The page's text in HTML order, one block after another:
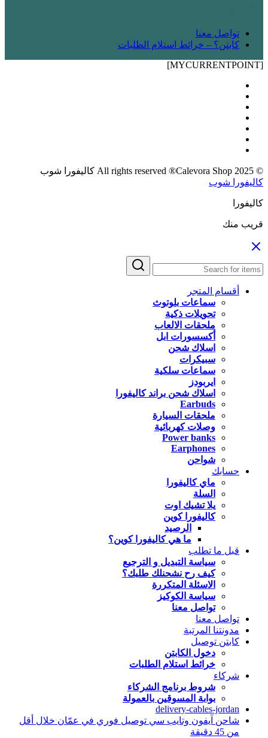
تواصل معنا
كابتن؟ – خرائط استلام الطلبات
[MYCURRENTPOINT]
© 2025 All rights reserved ®Calevora Shop كاليفورا شوب
كاليفورا شوب
كاليفورا
قريب منك
أقسام المتجر
سماعات بلوتوث
تحويلات ذكية
ملحقات الالعاب
أكسسورات ابل
اسلاك شحن
سبيكرات
سماعات سلكية
ايربودز
اسلاك شحن براند كاليفورا
Earbuds
ملحقات السيارة
وصلات كهربائية
Power banks
Earphones
شواحن
حسابك
ماي كاليفورا
السلة
يلا تشيك اوت
كاليفورا كوين
الرصيد
ما هي كاليفورا كوين؟
قبل ما تطلب
سياسة التبديل و الترجيع
كيف رح نشحنلك طلبك؟
الاسئلة المتكررة
سياسة الكوكيز
تواصل معنا
تواصل معنا
مدونتنا المرتبة
كابتن توصيل
دخول الكابتن
خرائط استلام الطلبات
شركاء
شروط برنامج الشركاء
بوابة المسوقين بالعمولة
delivery-cables-jordan
شاحن آيفون وتايب سي توصيل فوري في عمّان خلال أقل
من 45 دقيقة